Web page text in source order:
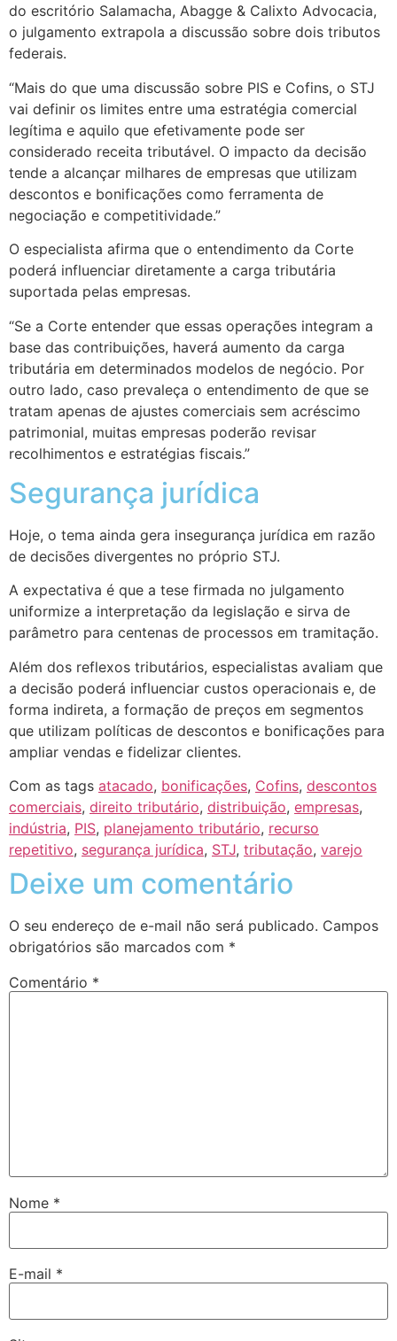
do escritório Salamacha, Abagge & Calixto Advocacia,
o julgamento extrapola a discussão sobre dois tributos
federais.
“Mais do que uma discussão sobre PIS e Cofins, o STJ
vai definir os limites entre uma estratégia comercial
legítima e aquilo que efetivamente pode ser
considerado receita tributável. O impacto da decisão
tende a alcançar milhares de empresas que utilizam
descontos e bonificações como ferramenta de
negociação e competitividade.”
O especialista afirma que o entendimento da Corte
poderá influenciar diretamente a carga tributária
suportada pelas empresas.
“Se a Corte entender que essas operações integram a
base das contribuições, haverá aumento da carga
tributária em determinados modelos de negócio. Por
outro lado, caso prevaleça o entendimento de que se
tratam apenas de ajustes comerciais sem acréscimo
patrimonial, muitas empresas poderão revisar
recolhimentos e estratégias fiscais.”
Segurança jurídica
Hoje, o tema ainda gera insegurança jurídica em razão
de decisões divergentes no próprio STJ.
A expectativa é que a tese firmada no julgamento
uniformize a interpretação da legislação e sirva de
parâmetro para centenas de processos em tramitação.
Além dos reflexos tributários, especialistas avaliam que
a decisão poderá influenciar custos operacionais e, de
forma indireta, a formação de preços em segmentos
que utilizam políticas de descontos e bonificações para
ampliar vendas e fidelizar clientes.
Com as tags atacado, bonificações, Cofins, descontos
comerciais, direito tributário, distribuição, empresas,
indústria, PIS, planejamento tributário, recurso
repetitivo, segurança jurídica, STJ, tributação, varejo
Deixe um comentário
O seu endereço de e-mail não será publicado. Campos
obrigatórios são marcados com *
Comentário *
Nome *
E-mail *